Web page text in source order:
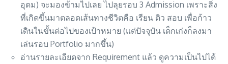
อุดม) จะมองข้ามไปเลย ไปลุยรอบ 3 Admission เพราะสิ่ง
ที่เกิดขึ้นมาตลอดเส้นทางชีวิตคือ เรียน ติว สอบ เพื่อก้าว
เดินในขั้นต่อไปของเป้าหมาย (แต่ปัจจุบัน เด็กเก่งก็ลงมา
เล่นรอบ Portfolio มากขึ้น)
อ่านรายละเอียดจาก Requirement แล้ว ดูความเป็นไปได้